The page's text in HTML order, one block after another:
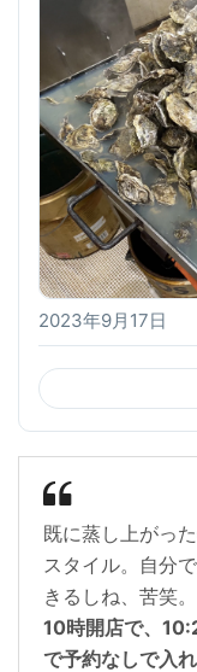
2023年9月17日
既に蒸し上がっ
スタイル。自分
きるしね、苦笑。
10時開店で、
で予約なしで入れ